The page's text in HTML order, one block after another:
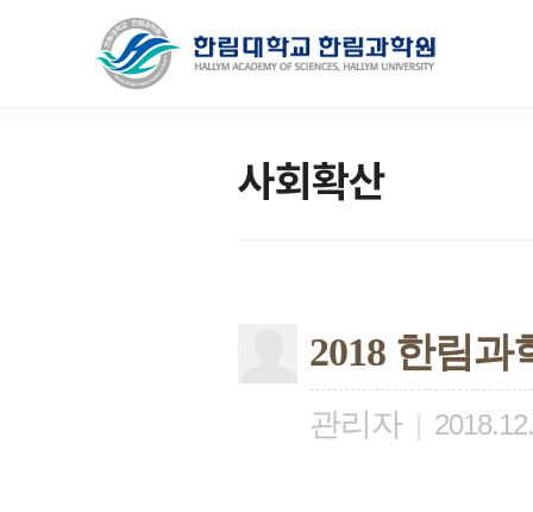
사회확산
2018 한림
관리자 |